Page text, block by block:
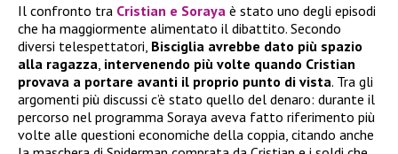
Il confronto tra Cristian e Soraya è stato uno degli episodi
che ha maggiormente alimentato il dibattito. Secondo
diversi telespettatori, Bisciglia avrebbe dato più spazio
alla ragazza intervenendo più volte quando Cristian
provava a portare avanti il proprio punto di vista. Tra gli
argomenti più discussi c’è stato quello del denaro: durante il
percorso nel programma Soraya aveva fatto riferimento più
volte alle questioni economiche della coppia, citando anche